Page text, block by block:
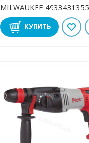
MILWAUKEE 4933431355
КУПИТЬ